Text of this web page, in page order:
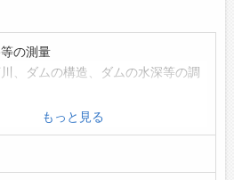
の測量
川、ダムの構造、ダムの水深等の調
囲:変更なし】
もっと見る